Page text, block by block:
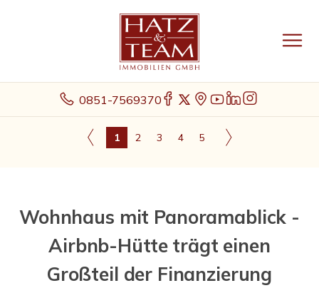
0851-7569370
1 2 3 4 5
Wohnhaus mit Panoramablick -
Airbnb-Hütte trägt einen
Großteil der Finanzierung